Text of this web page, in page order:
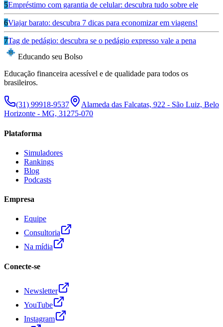
5Empréstimo com garantia de celular: descubra tudo sobre ele
6Viajar barato: descubra 7 dicas para economizar em viagens!
7Tag de pedágio: descubra se o pedágio expresso vale a pena
Educando seu Bolso
Educação financeira acessível e de qualidade para todos os
brasileiros.
(31) 99918-9537
Alameda das Falcatas, 922 - São Luiz, Belo
Horizonte - MG, 31275-070
Plataforma
Simuladores
Rankings
Blog
Podcasts
Empresa
Equipe
Consultoria
Na mídia
Conecte-se
Newsletter
YouTube
Instagram